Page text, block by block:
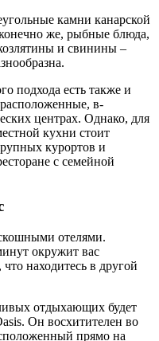
камни канарской
же, рыбные блюда,
и свинины –
подхода есть также и
в-
центрах. Однако, для
кухни стоит
курортов и
с семейной
отелями.
окружит вас
находитесь в другой
отдыхающих будет
Он восхитителен во
прямо на